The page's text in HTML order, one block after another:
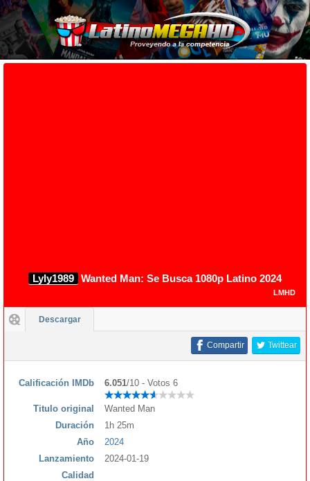
Lyly1989 Wanted Man: Se Busca 1080p Latino 2024
LMHD
Descargar
Twittear
Compartir
Calificación IMDb 6.051/10 - Votos 6
Titulo original
Wanted Man
Duración
1h 25m
Año
2024
Lanzamiento
2024-01-19
Calidad